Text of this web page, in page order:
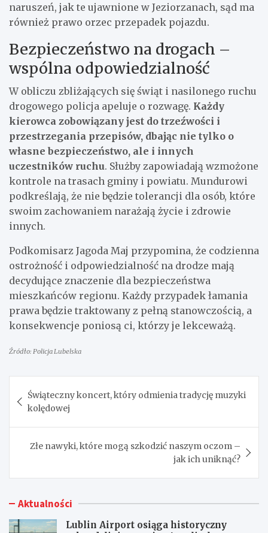
naruszeń, jak te ujawnione w Jeziorzanach, sąd ma
również prawo orzec przepadek pojazdu.
Bezpieczeństwo na drogach –
wspólna odpowiedzialność
W obliczu zbliżających się świąt i nasilonego ruchu
drogowego policja apeluje o rozwagę. Każdy
kierowca zobowiązany jest do trzeźwości i
przestrzegania przepisów, dbając nie tylko o
własne bezpieczeństwo, ale i innych
uczestników ruchu. Służby zapowiadają wzmożone
kontrole na trasach gminy i powiatu. Mundurowi
podkreślają, że nie będzie tolerancji dla osób, które
swoim zachowaniem narażają życie i zdrowie
innych.
Podkomisarz Jagoda Maj przypomina, że codzienna
ostrożność i odpowiedzialność na drodze mają
decydujące znaczenie dla bezpieczeństwa
mieszkańców regionu. Każdy przypadek łamania
prawa będzie traktowany z pełną stanowczością, a
konsekwencje poniosą ci, którzy je lekceważą.
Źródło: Policja Lubelska
Nawigacja
wpisu
Świąteczny koncert, który odmienia tradycję muzyki
kolędowej
Złe nawyki, które mogą szkodzić naszym oczom –
jak ich uniknąć?
Aktualności
Lublin Airport osiąga historyczny